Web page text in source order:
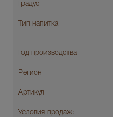
Градус
Тип напитка
Год производства
Регион
Артикул
Условия продаж: